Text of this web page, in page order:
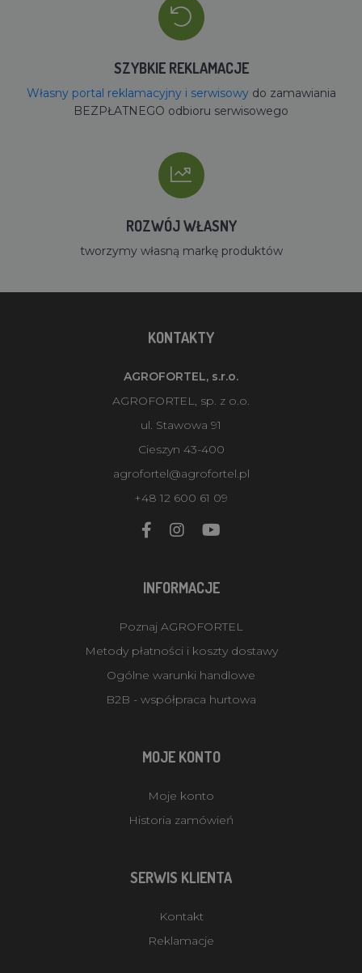
SZYBKIE REKLAMACJE
Własny portal reklamacyjny i serwisowydo zamawiania
BEZPŁATNEGO odbioru serwisowego
ROZWÓJ WŁASNY
tworzymy własną markę produktów
KONTAKTY
AGROFORTEL, s.r.o.
AGROFORTEL, sp. z o.o.
ul. Stawowa 91
Cieszyn 43-400
agrofortel@agrofortel.pl
+48 12 600 61 09
INFORMACJE
Poznaj AGROFORTEL
Metody płatności i koszty dostawy
Ogólne warunki handlowe
B2B - współpraca hurtowa
MOJE KONTO
Moje konto
Historia zamówień
SERWIS KLIENTA
Kontakt
Reklamacje